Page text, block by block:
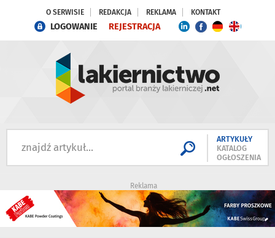
O SERWISIE REDAKCJA REKLAMA KONTAKT
LOGOWANIE REJESTRACJA
ARTYKUŁY
KATALOG
OGŁOSZENIA
Reklama